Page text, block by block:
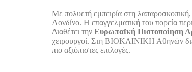
Με πολυετή εμπειρία στη λαπαροσκοπική,
Λονδίνο. Η επαγγελματική του πορεία
Διαθέτει την Ευρωπαϊκή Πιστοποίηση
χειρουργοί. Στη BIOΚΛΙΝΙΚΗ Αθηνών
πιο αξιόπιστες επιλογές.